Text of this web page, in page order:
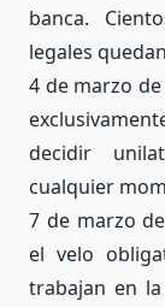
banca.
legales
4 de marzo
decidir
cualquier
7 de marzo
el velo
trabajan en